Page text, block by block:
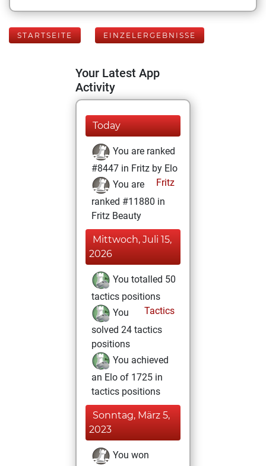
STARTSEITE EINZELERGEBNISSE
Your Latest App
Activity
Today
You are ranked
#8447 in Fritz by Elo
Fritz
You are
ranked #11880 in
Fritz Beauty
Mittwoch, Juli 15,
2026
You totalled 50
tactics positions
Tactics
You
solved 24 tactics
positions
You achieved
an Elo of 1725 in
tactics positions
Sonntag, März 5,
2023
You won